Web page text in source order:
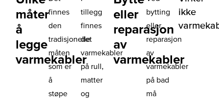
måter
å
legge
varmekabler
finnes
den
tradisjonelle
måten
som er
å
støpe
tillegg
finnes
det
varmekabler
på rull,
matter
og
eller
reparasjon
av
varmekabler
bytting
eller
reparasjon
av
varmekabler
på bad
må
ikke